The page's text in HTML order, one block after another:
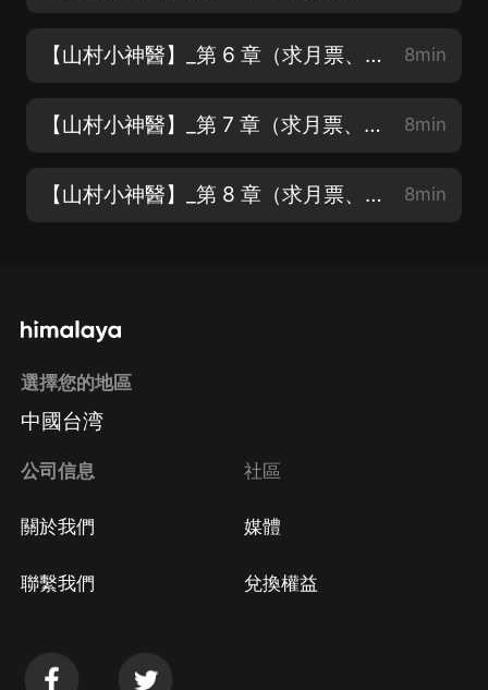
【山村小神醫】_第 6 章（求月票、求關注、求打賞） 8min
【山村小神醫】_第 7 章（求月票、求關注、求打賞） 8min
【山村小神醫】_第 8 章（求月票、求關注、求打賞） 8min
選擇您的地區
中國台湾
公司信息
關於我們
聯繫我們
社區
媒體
兌換權益